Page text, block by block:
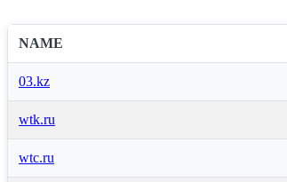
NAME
03.kz
wtk.ru
wtc.ru